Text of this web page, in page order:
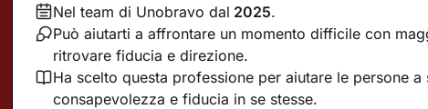
Nel team di Unobravo dal 2025.
Può aiutarti a affrontare un momento difficile con
ritrovare fiducia e direzione.
Ha scelto questa professione per aiutare le persone a
consapevolezza e fiducia in se stesse.